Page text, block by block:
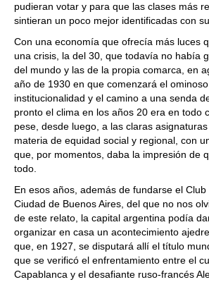
pudieran votar y para que las clases más
sintieran un poco mejor identificadas con
Con una economía que ofrecía más luces
una crisis, la del 30, que todavía no había
del mundo y las de la propia comarca, en
año de 1930 en que comenzará el
institucionalidad y el camino a una senda
pronto el clima en los años 20 era en todo
pese, desde luego, a las claras
materia de equidad social y regional, con
que, por momentos, daba la impresión de
todo.
En esos años, además de fundarse el
Ciudad de Buenos Aires, del que no nos
de este relato, la capital argentina podía
organizar en casa un acontecimiento
que, en 1927, se disputará allí el título
que se verificó el enfrentamiento entre el
Capablanca y el desafiante ruso-francés